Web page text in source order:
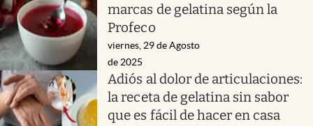
marcas de gelatina según la
Profeco
viernes, 29 de Agosto
de 2025
Adiós al dolor de articulaciones:
la receta de gelatina sin sabor
que es fácil de hacer en casa